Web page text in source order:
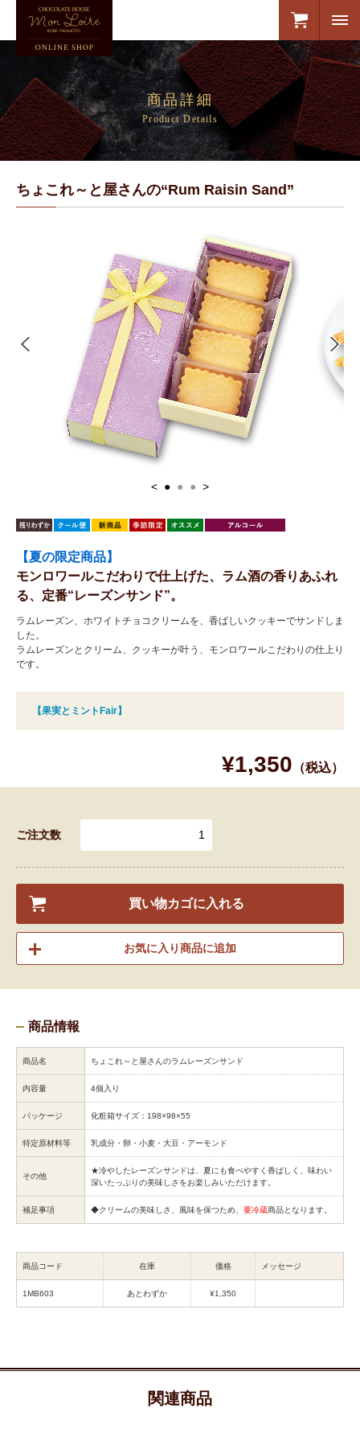
商品詳細
Product Details
ちょこれ～と屋さんの“Rum Raisin Sand”
< ● ● ● >
【夏の限定商品】
モンロワールこだわりで仕上げた、ラム酒の香りあふれ
る、定番“レーズンサンド”。
ラムレーズン、ホワイトチョコクリームを、香ばしいクッキーでサンドしま
した。
ラムレーズンとクリーム、クッキーが叶う、モンロワールこだわりの仕上り
です。
【果実とミントFair】
¥1,350 （税込）
ご注文数
買い物カゴに入れる
お気に入り商品に追加
商品情報
商品名 ちょこれ～と屋さんのラムレーズンサンド
内容量 4個入り
パッケージ 化粧箱サイズ：198×98×55
特定原材料等 乳成分・卵・小麦・大豆・アーモンド
その他
★冷やしたレーズンサンドは、夏にも食べやすく香ばしく、味わい
深いたっぷりの美味しさをお楽しみいただけます。
補足事項 ◆クリームの美味しさ、風味を保つため、 要冷蔵商品となります。
商品コード 在庫 価格 メッセージ
1MB603 あとわずか ¥1,350
関連商品